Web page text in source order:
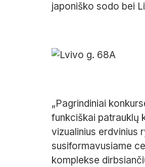
japoniško sodo bei
„Pagrindiniai
funkciškai patrauklų
vizualinius erdvinius
susiformavusiame
komplekse